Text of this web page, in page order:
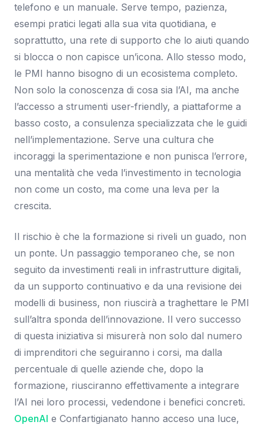
telefono e un manuale. Serve tempo, pazienza,
esempi pratici legati alla sua vita quotidiana, e
soprattutto, una rete di supporto che lo aiuti quando
si blocca o non capisce un’icona. Allo stesso modo,
le PMI hanno bisogno di un ecosistema completo.
Non solo la conoscenza di cosa sia l’AI, ma anche
l’accesso a strumenti user-friendly, a piattaforme a
basso costo, a consulenza specializzata che le guidi
nell’implementazione. Serve una cultura che
incoraggi la sperimentazione e non punisca l’errore,
una mentalità che veda l’investimento in tecnologia
non come un costo, ma come una leva per la
crescita.
Il rischio è che la formazione si riveli un guado, non
un ponte. Un passaggio temporaneo che, se non
seguito da investimenti reali in infrastrutture digitali,
da un supporto continuativo e da una revisione dei
modelli di business, non riuscirà a traghettare le PMI
sull’altra sponda dell’innovazione. Il vero successo
di questa iniziativa si misurerà non solo dal numero
di imprenditori che seguiranno i corsi, ma dalla
percentuale di quelle aziende che, dopo la
formazione, riusciranno effettivamente a integrare
l’AI nei loro processi, vedendone i benefici concreti.
OpenAI e Confartigianato hanno acceso una luce,